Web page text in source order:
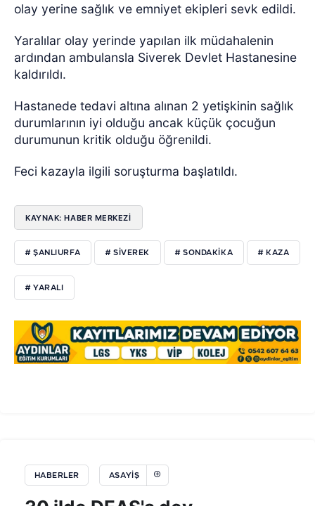
olay yerine sağlık ve emniyet ekipleri sevk edildi.
Yaralılar olay yerinde yapılan ilk müdahalenin
ardından ambulansla Siverek Devlet Hastanesine
kaldırıldı.
Hastanede tedavi altına alınan 2 yetişkinin sağlık
durumlarının iyi olduğu ancak küçük çocuğun
durumunun kritik olduğu öğrenildi.
Feci kazayla ilgili soruşturma başlatıldı.
KAYNAK: HABER MERKEZİ
# ŞANLIURFA # SIVEREK # SONDAKIKA # KAZA
# YARALI
HABERLER ASAYIŞ